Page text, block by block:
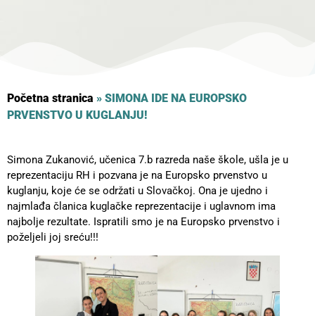
Početna stranica » SIMONA IDE NA EUROPSKO
PRVENSTVO U KUGLANJU!
Simona Zukanović, učenica 7.b razreda naše škole, ušla je u
reprezentaciju RH i pozvana je na Europsko prvenstvo u
kuglanju, koje će se održati u Slovačkoj. Ona je ujedno i
najmlađa članica kuglačke reprezentacije i uglavnom ima
najbolje rezultate. Ispratili smo je na Europsko prvenstvo i
poželjeli joj sreću!!!